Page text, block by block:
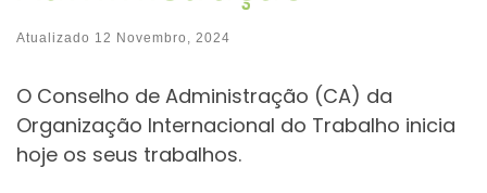
Atualizado 12 Novembro, 2024
O Conselho de Administração (CA) da
Organização Internacional do Trabalho inicia
hoje os seus trabalhos.